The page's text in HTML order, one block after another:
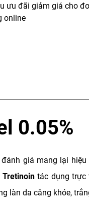
ưu đãi giảm giá cho
online
0.05%
giá mang lại
Tretinointác dụng trực
làn da căng khỏe,